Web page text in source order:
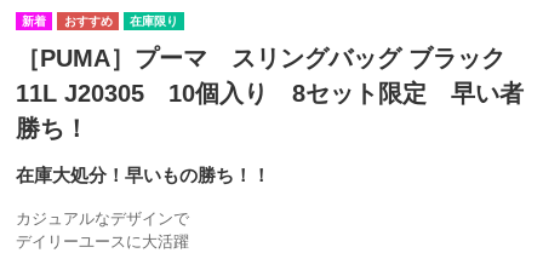
在庫限り
［PUMA］プーマ スリングバッグ ブラック
11L J20305 10個入り 8セット限定 早い者
勝ち！
在庫大処分！早いもの勝ち！！
カジュアルなデザインで
デイリーユースに大活躍